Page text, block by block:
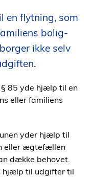
en flytning, som
bolig-
ikke selv
85 yde hjælp til en
eller familiens
yder hjælp til
eller ægtefællen
dække behovet.
hjælp til udgifter til